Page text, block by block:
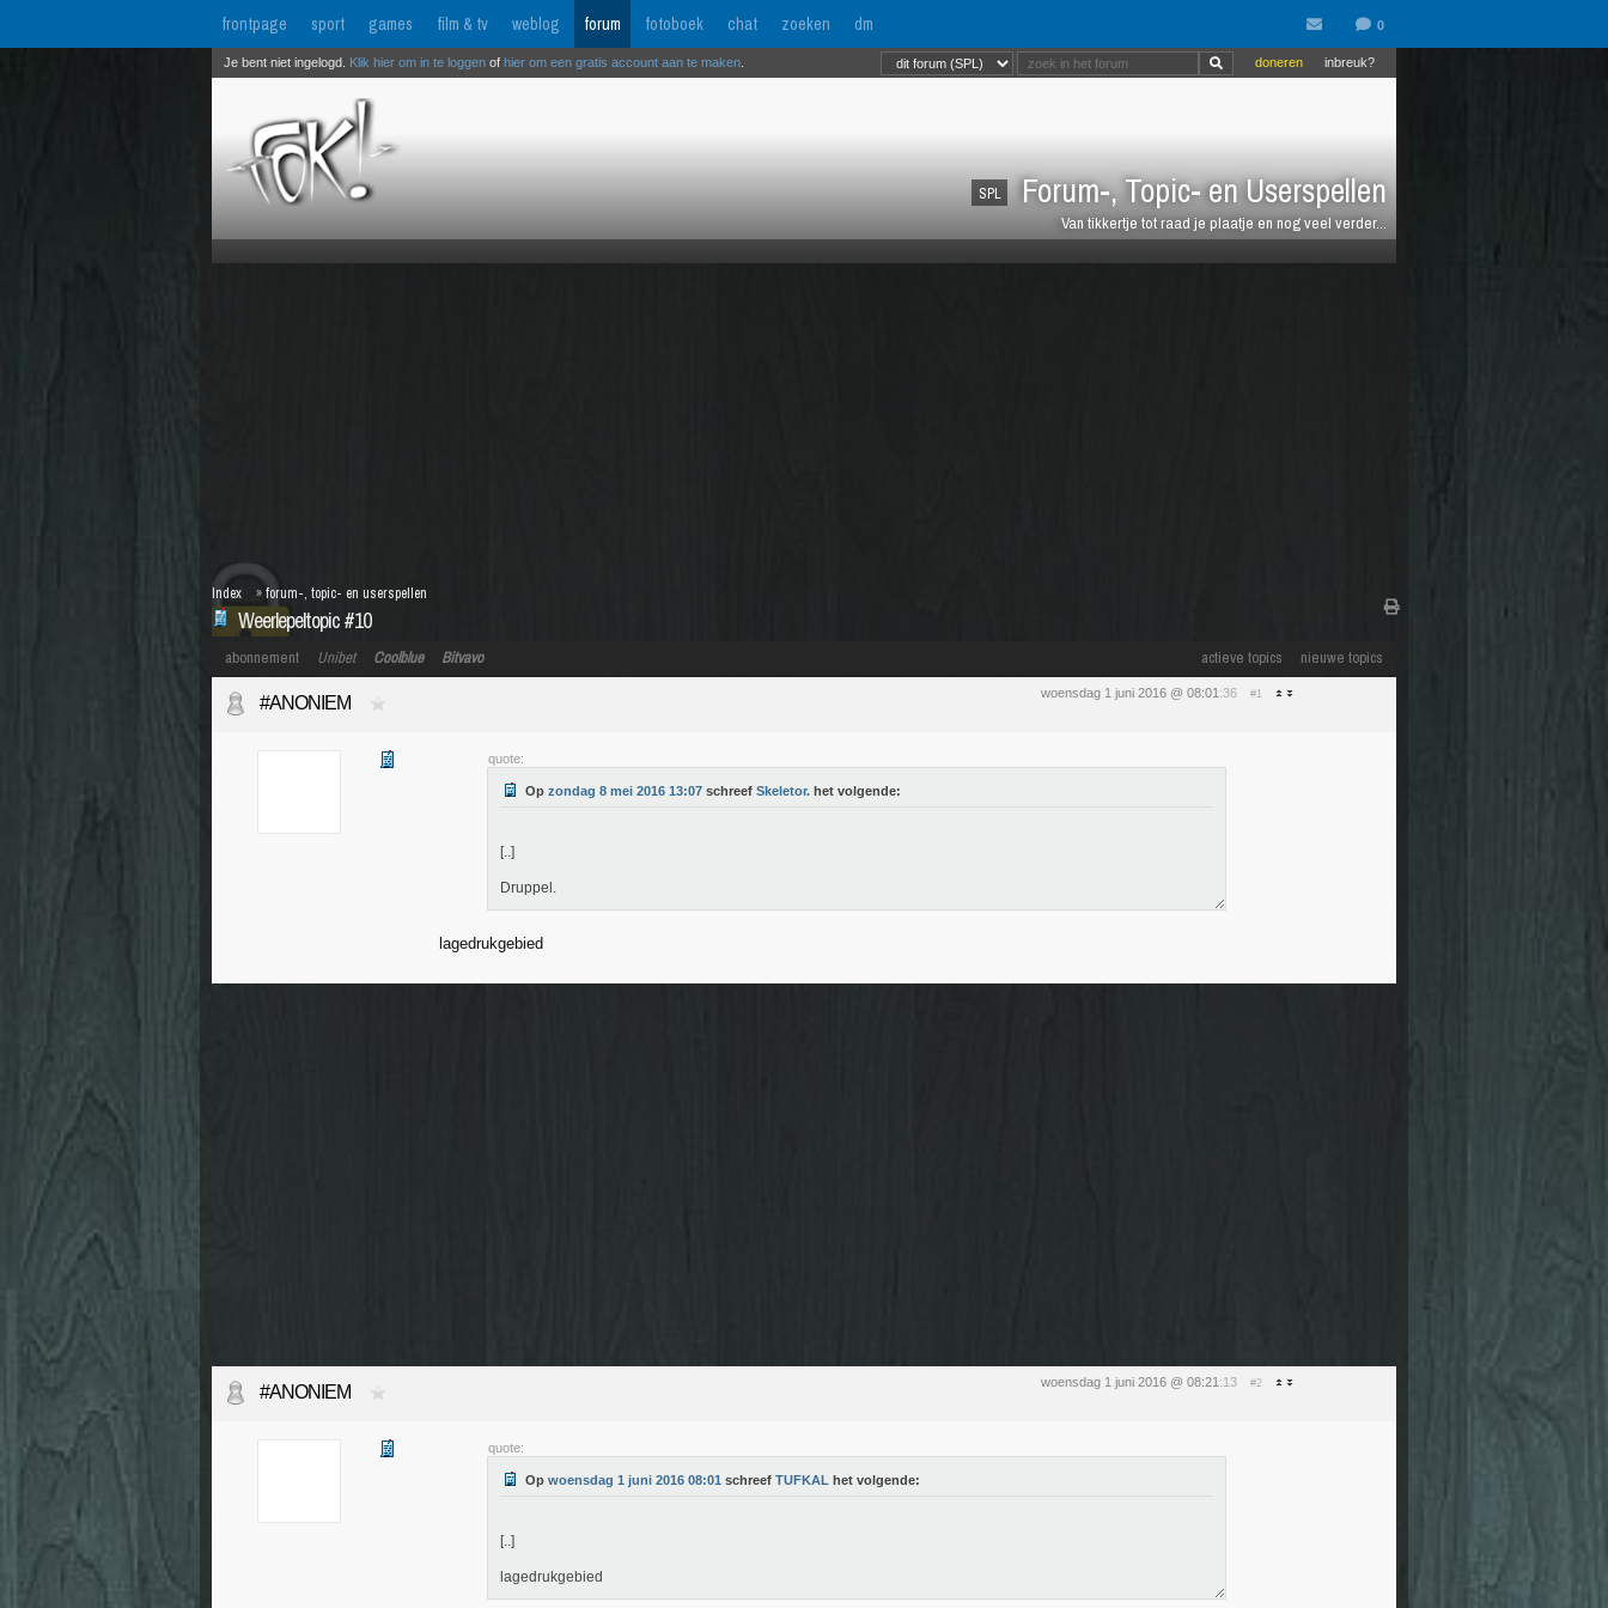
frontpage sport games film & tv weblog forum fotoboek chat zoeken dm
SPL Forum-, Topic- en Userspellen
Van tikkertje tot raad je plaatje en nog veel verder...
inbreuk?
doneren
Je bent niet ingelogd. Klik hier om in te loggen of hier om een gratis account aan te maken
Weerlepeltopic #10
Index »forum-, topic- en userspellen
actieve topics nieuwe topics
abonnement Unibet Coolblue Bitvavo
woensdag 1 juni 2016 @ 08:01 :36 #1
#ANONIEM
quote:
Op zondag 8 mei 2016 13:07 schreef Skeletor. het volgende:
[..]
Druppel.
lagedrukgebied
woensdag 1 juni 2016 @ 08:21 :13 #2
#ANONIEM
quote:
Op woensdag 1 juni 2016 08:01 schreef TUFKAL het volgende:
[..]
lagedrukgebied